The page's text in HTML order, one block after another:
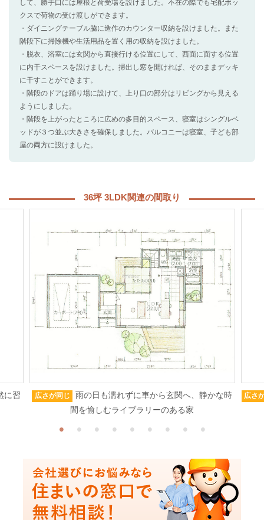
して、勝手口には屋根と荷受場を設けました。不在の際でも宅配ボッ
クスで荷物の受け渡しができます。
・ダイニングテーブル脇に造作のカウンター収納を設けました。また
階段下に掃除機や生活用品を置く用の収納を設けました。
・脱衣、浴室には玄関から直接行ける位置にして、西面に面する位置
に内干スペースを設けました。掃出し窓を開ければ、そのままデッキ
に干すことができます。
・階段のドアは踊り場に設けて、上り口の部分はリビングから見える
ようにしました。
・階段を上がったところに広めの多目的スペース、寝室はシングルベ
ッドが３つ並ぶ大きさを確保しました。バルコニーは寝室、子ども部
屋の両方に設けました。
36坪 3LDK関連の間取り
に習 広さが同じ
雨の日も濡れずに車から玄関へ、静かな時
間を愉しむライブラリーのある家
広さ